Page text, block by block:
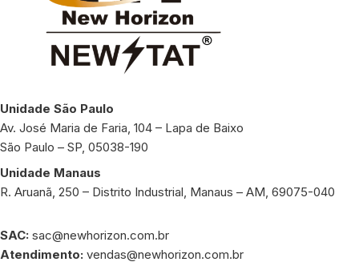
Unidade São Paulo
Av. José Maria de Faria, 104 – Lapa de Baixo
São Paulo – SP, 05038-190
Unidade Manaus
R. Aruanã, 250 – Distrito Industrial, Manaus – AM, 69075-040
SAC: sac@newhorizon.com.br
Atendimento: vendas@newhorizon.com.br